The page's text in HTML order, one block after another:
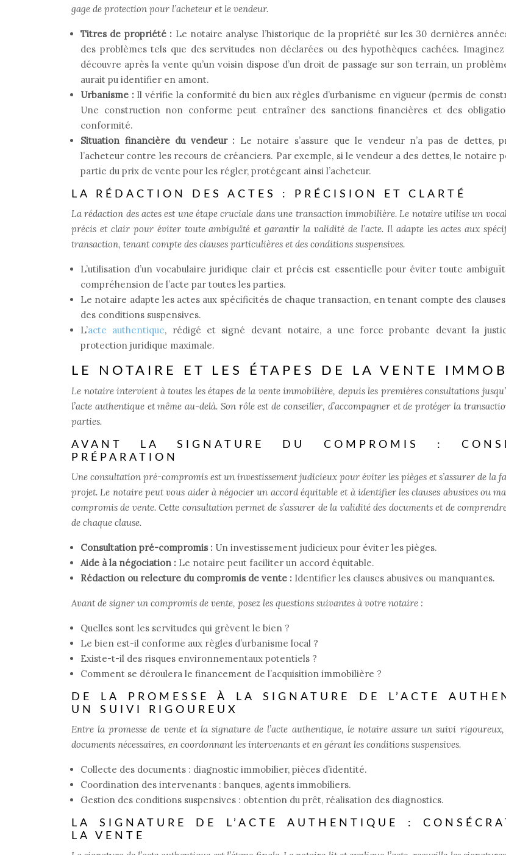
gage de protection pour l’acheteur et le vendeur.
Titres de propriété : Le notaire analyse l’historique de la propriété sur les 30 dernières
des problèmes tels que des servitudes non déclarées ou des hypothèques cachées. Imaginez
découvre après la vente qu’un voisin dispose d’un droit de passage sur son terrain, un
aurait pu identifier en amont.
Urbanisme : Il vérifie la conformité du bien aux règles d’urbanisme en vigueur (permis de
Une construction non conforme peut entraîner des sanctions financières et des
conformité.
Situation financière du vendeur : Le notaire s’assure que le vendeur n’a pas de dettes,
l’acheteur contre les recours de créanciers. Par exemple, si le vendeur a des dettes, le notaire
partie du prix de vente pour les régler, protégeant ainsi l’acheteur.
LA RÉDACTION DES ACTES : PRÉCISION ET CLARTÉ
La rédaction des actes est une étape cruciale dans une transaction immobilière. Le notaire utilise un
précis et clair pour éviter toute ambiguïté et garantir la validité de l’acte. Il adapte les actes aux
transaction, tenant compte des clauses particulières et des conditions suspensives.
L’utilisation d’un vocabulaire juridique clair et précis est essentielle pour éviter toute
compréhension de l’acte par toutes les parties.
Le notaire adapte les actes aux spécificités de chaque transaction, en tenant compte des
des conditions suspensives.
L’acte authentique, rédigé et signé devant notaire, a une force probante devant la
protection juridique maximale.
LE NOTAIRE ET LES ÉTAPES DE LA VENTE
Le notaire intervient à toutes les étapes de la vente immobilière, depuis les premières consultations
l’acte authentique et même au-delà. Son rôle est de conseiller, d’accompagner et de protéger la
parties.
AVANT LA SIGNATURE DU COMPROMIS :
PRÉPARATION
Une consultation pré-compromis est un investissement judicieux pour éviter les pièges et s’assurer de la
projet. Le notaire peut vous aider à négocier un accord équitable et à identifier les clauses abusives ou
compromis de vente. Cette consultation permet de s’assurer de la validité des documents et de
de chaque clause.
Consultation pré-compromis : Un investissement judicieux pour éviter les pièges.
Aide à la négociation : Le notaire peut faciliter un accord équitable.
Rédaction ou relecture du compromis de vente : Identifier les clauses abusives ou manquantes.
Avant de signer un compromis de vente, posez les questions suivantes à votre notaire :
Quelles sont les servitudes qui grèvent le bien ?
Le bien est-il conforme aux règles d’urbanisme local ?
Existe-t-il des risques environnementaux potentiels ?
Comment se déroulera le financement de l’acquisition immobilière ?
DE LA PROMESSE À LA SIGNATURE DE L’ACTE
UN SUIVI RIGOUREUX
Entre la promesse de vente et la signature de l’acte authentique, le notaire assure un suivi
documents nécessaires, en coordonnant les intervenants et en gérant les conditions suspensives.
Collecte des documents : diagnostic immobilier, pièces d’identité.
Coordination des intervenants : banques, agents immobiliers.
Gestion des conditions suspensives : obtention du prêt, réalisation des diagnostics.
LA SIGNATURE DE L’ACTE AUTHENTIQUE :
LA VENTE